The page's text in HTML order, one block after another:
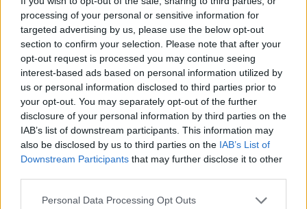
processing of your personal or sensitive information for
targeted advertising by us, please use the below opt-out
section to confirm your selection. Please note that after your
opt-out request is processed you may continue seeing
interest-based ads based on personal information utilized by
us or personal information disclosed to third parties prior to
your opt-out. You may separately opt-out of the further
disclosure of your personal information by third parties on the
IAB’s list of downstream participants. This information may
also be disclosed by us to third parties on the IAB’s List of
Downstream Participants that may further disclose it to other
Personal Data Processing Opt Outs
τουριστών στο Σπήλαιο Φράγχθι – Τρεις
υπέστησαν ηλίαση
05/08/2026 22:46